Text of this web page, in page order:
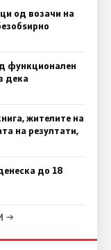
од возачи на
функционален
дека
жителите на
на резултати,
до 18
→